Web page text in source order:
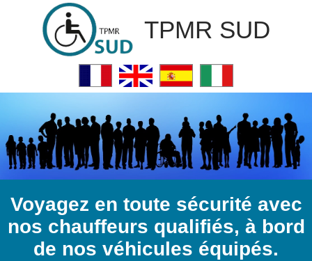
TPMR SUD
Voyagez en toute sécurité avec
nos chauffeurs qualifiés, à bord
de nos véhicules équipés.